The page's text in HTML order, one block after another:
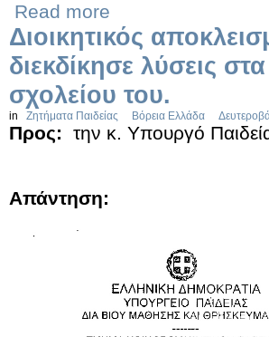
Read more
Διοικητικός
διεκδίκησε λύσεις
σχολείου του.
in Ζητήματα Παιδείας Βόρεια Ελλάδα
Προς: την κ. Υπουργό
Απάντηση: